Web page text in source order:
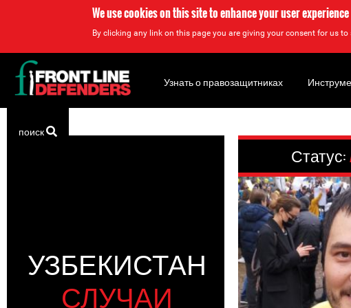
We use cookies on this site to enhance your user experience
By clicking any link on this page you are giving your consent for us to
УЗБЕКИСТАН
СЛУЧАИ
Статус:
Back
to
top
Узнать о правозащитниках
поиск